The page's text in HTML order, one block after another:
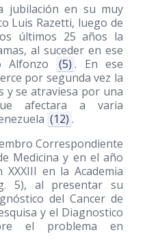
jubilación en su muy
Luis Razetti, luego de
últimos 25 años la
al suceder en ese
Alfonzo
(5) . En ese
por segunda vez la
y se atraviesa por una
afectara a varia
(12) .
Correspondiente
Medicina y en el año
en la Academia
5), al presentar su
del Cancer de
y el Diagnostico
el problema en